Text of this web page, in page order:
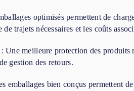
optimisés permettent de
trajets nécessaires et les coûts
: Une meilleure protection des produits
gestion des retours.
emballages bien conçus permettent